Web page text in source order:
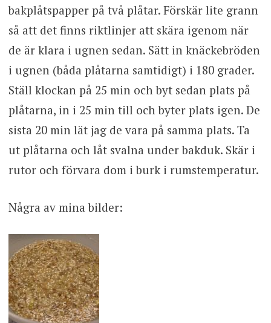
bakplåtspapper på två plåtar. Förskär lite grann
så att det finns riktlinjer att skära igenom när
de är klara i ugnen sedan. Sätt in knäckebröden
i ugnen (båda plåtarna samtidigt) i 180 grader.
Ställ klockan på 25 min och byt sedan plats på
plåtarna, in i 25 min till och byter plats igen. De
sista 20 min lät jag de vara på samma plats. Ta
ut plåtarna och låt svalna under bakduk. Skär i
rutor och förvara dom i burk i rumstemperatur.
Några av mina bilder: